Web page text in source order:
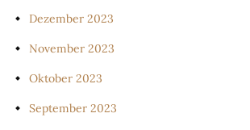
Dezember 2023
November 2023
Oktober 2023
September 2023